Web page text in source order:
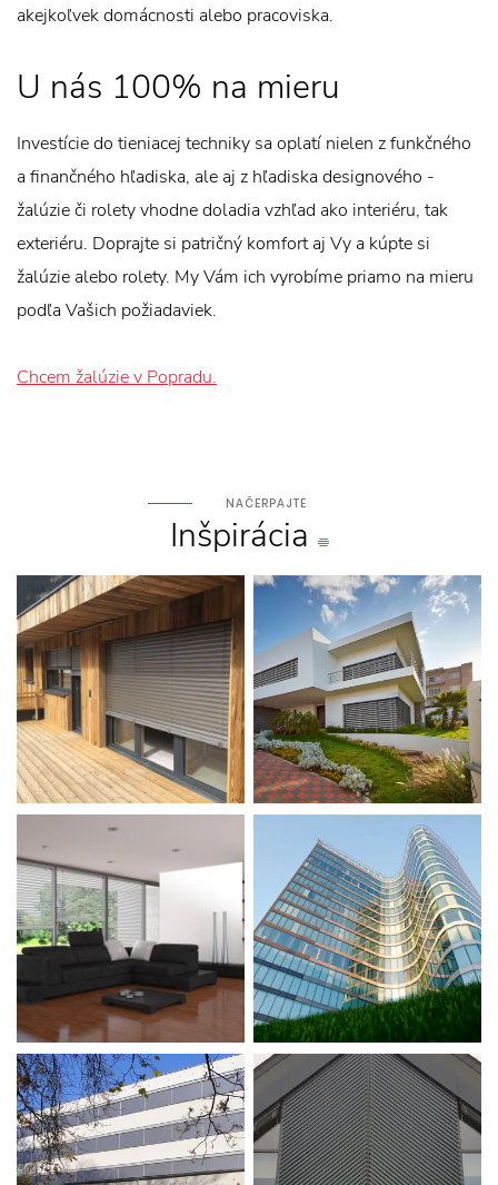
akejkoľvek domácnosti alebo pracoviska.
U nás 100% na mieru
Investície do tieniacej techniky sa oplatí nielen z funkčného
a finančného hľadiska, ale aj z hľadiska designového -
žalúzie či rolety vhodne doladia vzhľad ako interiéru, tak
exteriéru. Doprajte si patričný komfort aj Vy a kúpte si
žalúzie alebo rolety. My Vám ich vyrobíme priamo na mieru
podľa Vašich požiadaviek.
Chcem žalúzie v Popradu.
NAČERPAJTE
Inšpirácia